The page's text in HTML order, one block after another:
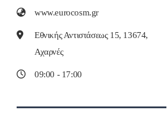
www.eurocosm.gr
Εθνικής Αντιστάσεως 15, 13674,
Αχαρνές
09:00 - 17:00